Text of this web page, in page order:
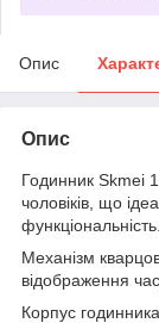
Опис
Опис
Годинник Skmei
чоловіків, що
функціональність.
Механізм
відображення
Корпус